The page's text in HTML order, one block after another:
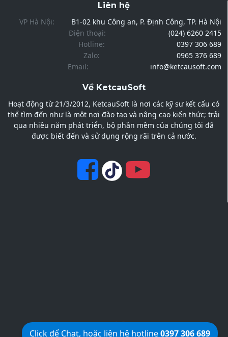
Liên hệ
VP Hà Nội:
B1-02 khu Công an, P. Định Công, TP. Hà Nội
Điện thoại:
(024) 6260 2415
Hotline:
0397 306 689
Zalo:
0965 376 689
Email:
info@ketcausoft.com
Về KetcauSoft
Hoạt động từ 21/3/2012, KetcauSoft là nơi các kỹ sư kết cấu có
thể tìm đến như là một nơi đào tạo và nâng cao kiến thức; trải
qua nhiều năm phát triển, bộ phần mềm của chúng tôi đã
được biết đến và sử dụng rộng rãi trên cả nước.
KetcauSoft © 2012
Click để Chat, hoặc liên hệ hotline0397 306 689